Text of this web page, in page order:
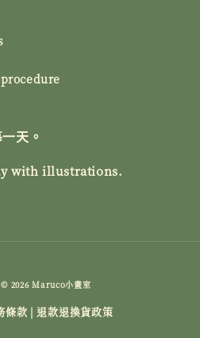
天。
with illustrations.
2026 Maruco小畫室
條款 | 退款退換貨政策